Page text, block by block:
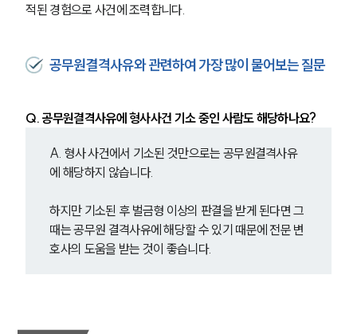
적된 경험으로 사건에 조력합니다.
공무원결격사유와 관련하여 가장 많이 물어보는 질문
Q. 공무원결격사유에 형사사건 기소 중인 사람도 해당하나요?
A. 형사 사건에서 기소된 것만으로는 공무원결격사유
에 해당하지 않습니다.
하지만 기소된 후 벌금형 이상의 판결을 받게 된다면 그
때는 공무원 결격사유에 해당할 수 있기 때문에 전문 변
호사의 도움을 받는 것이 좋습니다.